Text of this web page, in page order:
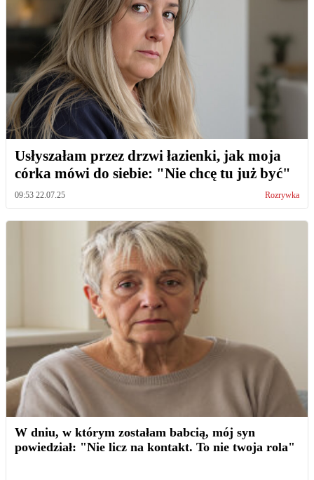
Usłyszałam przez drzwi łazienki, jak moja
córka mówi do siebie: "Nie chcę tu już być"
09:53 22.07.25 Rozrywka
W dniu, w którym zostałam babcią, mój syn
powiedział: "Nie licz na kontakt. To nie twoja rola"